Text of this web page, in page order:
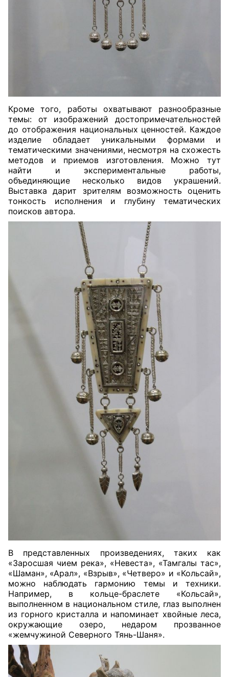
Кроме того, работы охватывают разнообразные
темы: от изображений достопримечательностей
до отображения национальных ценностей. Каждое
изделие обладает уникальными формами и
тематическими значениями, несмотря на схожесть
методов и приемов изготовления. Можно тут
найти и экспериментальные работы,
объединяющие несколько видов украшений.
Выставка дарит зрителям возможность оценить
тонкость исполнения и глубину тематических
поисков автора.
В представленных произведениях, таких как
«Заросшая чием река», «Невеста», «Тамгалы тас»,
«Шаман», «Арал», «Взрыв», «Четверо» и «Кольсай»,
можно наблюдать гармонию темы и техники.
Например, в кольце-браслете «Кольсай»,
выполненном в национальном стиле, глаз выполнен
из горного кристалла и напоминает хвойные леса,
окружающие озеро, недаром прозванное
«жемчужиной Северного Тянь-Шаня».